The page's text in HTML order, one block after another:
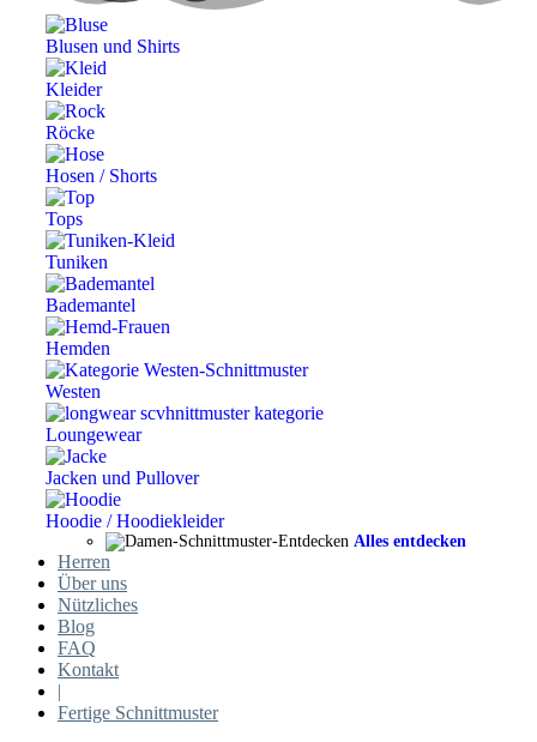
Blusen und Shirts
Kleider
Röcke
Hosen / Shorts
Tops
Tuniken
Bademantel
Hemden
Westen
Loungewear
Jacken und Pullover
Hoodie / Hoodiekleider
Alles entdecken
Herren
Über uns
Nützliches
Blog
FAQ
Kontakt
|
Fertige Schnittmuster